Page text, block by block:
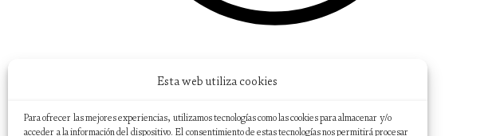
Esta web utiliza cookies
Para ofrecer las mejores experiencias, utilizamos tecnologías como las cookies para almacenar y/o
acceder a la información del dispositivo. El consentimiento de estas tecnologías nos permitirá procesar